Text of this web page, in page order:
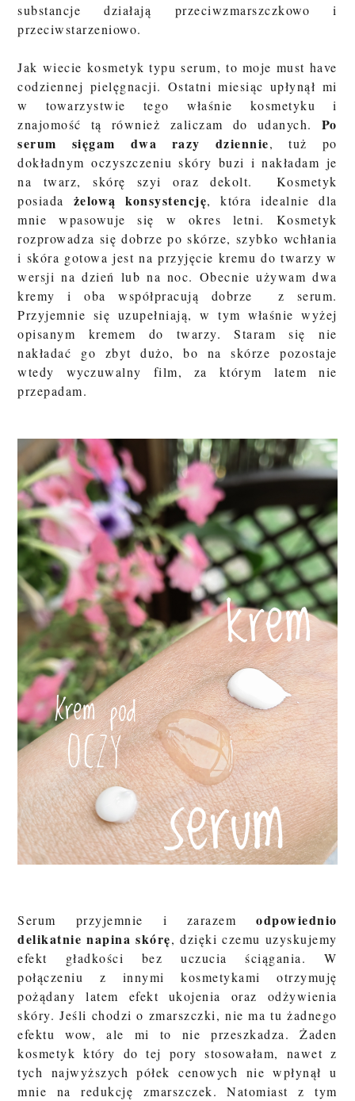
substancje działają przeciwzmarszczkowo i
przeciwstarzeniowo.
Jak wiecie kosmetyk typu serum, to moje must have
codziennej pielęgnacji. Ostatni miesiąc upłynął mi
w towarzystwie tego właśnie kosmetyku i
znajomość tą również zaliczam do udanych. Po
serum sięgam dwa razy dziennie, tuż po
dokładnym oczyszczeniu skóry buzi i nakładam je
na twarz, skórę szyi oraz dekolt. Kosmetyk
posiada żelową konsystencję, która idealnie dla
mnie wpasowuje się w okres letni. Kosmetyk
rozprowadza się dobrze po skórze, szybko wchłania
i skóra gotowa jest na przyjęcie kremu do twarzy w
wersji na dzień lub na noc. Obecnie używam dwa
kremy i oba współpracują dobrze z serum.
Przyjemnie się uzupełniają, w tym właśnie wyżej
opisanym kremem do twarzy.Staram się nie
nakładać go zbyt dużo, bo na skórze pozostaje
wtedy wyczuwalny film, za którym latem nie
przepadam.
Serum przyjemnie i zarazemodpowiednio
delikatnie napina skórę, dzięki czemu uzyskujemy
efekt gładkości bez uczucia ściągania. W
połączeniu z innymi kosmetykami otrzymuję
pożądany latem efekt ukojenia oraz odżywienia
skóry. Jeśli chodzi o zmarszczki, nie ma tu żadnego
efektu wow, ale mi to nie przeszkadza. Żaden
kosmetyk który do tej pory stosowałam, nawet z
tych najwyższych półek cenowych nie wpłynął u
mnie na redukcję zmarszczek. Natomiast z tym